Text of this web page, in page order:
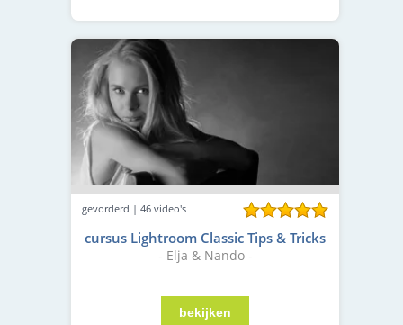
gevorderd | 46 video's
cursus Lightroom Classic Tips & Tricks
- Elja & Nando -